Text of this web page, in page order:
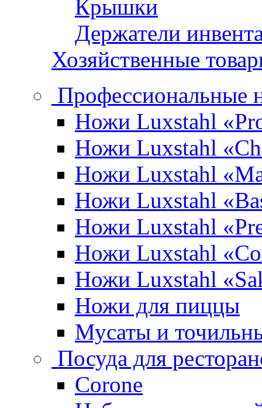
Крышки
Держатели
Хозяйственные
Профессиональные
Ножи Luxstahl
Ножи Luxstahl
Ножи Luxstahl
Ножи Luxstahl
Ножи Luxstahl
Ножи Luxstahl
Ножи Luxstahl
Ножи для пиццы
Мусаты и
Посуда для
Corone